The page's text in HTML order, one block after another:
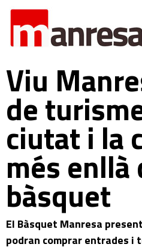
Viu
de
ciutat i la
més enllà
bàsquet
El Bàsquet Manresa
podran comprar entrades